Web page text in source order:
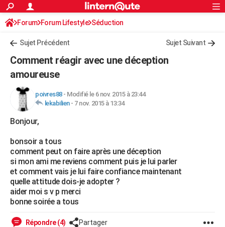
ACTUALITÉS
Politique
Société
Faits Divers
Education
Monde
Villes
+
FINANCE
Retraite
Impôts
Epargne
Immobilier
Risques naturels par ville
Banque
Assurance
Crédit
AUTO
Essais
Réserver un essai
Citadines
Berlines
SUV
Forum auto
HIGH-TECH
Forum
Aménagement intérieur
Extérieur
Cuisine
Salle de bains
Jardinage
Rangement
WEEK-END
Guides de France
Escapades
Patrimoine
Expositions
Musées
Week-end nature
+LIFESTYLE
Art de vivre
Bien-être
Loisirs
Mode
Modes de vie
SANTE
VOYAGE
S'inscrire
Connexion
Forum Forum Lifestyle Séduction
Sujet Précédent Sujet Suivant
Comment réagir avec une déception
amoureuse
poivres88- Modifié le 6 nov. 2015 à 23:44
lekabilien- 7 nov. 2015 à 13:34
Bonjour,
bonsoir a tous
comment peut on faire après une déception
si mon ami me reviens comment puis je lui parler
et comment vais je lui faire confiance maintenant
quelle attitude dois-je adopter ?
aider moi s v p merci
bonne soirée a tous
Répondre (4) Partager